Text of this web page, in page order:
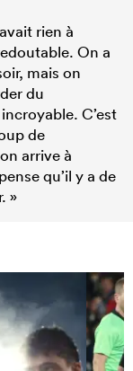
rien à
On a
mais on
du
C’est
de
arrive à
qu’il y a de
»